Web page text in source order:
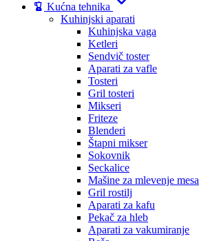
Kućna tehnika
Kuhinjski aparati
Kuhinjska vaga
Ketleri
Sendvič toster
Aparati za vafle
Tosteri
Gril tosteri
Mikseri
Friteze
Blenderi
Štapni mikser
Sokovnik
Seckalice
Mašine za mlevenje mesa
Gril rostilj
Aparati za kafu
Pekač za hleb
Aparati za vakumiranje